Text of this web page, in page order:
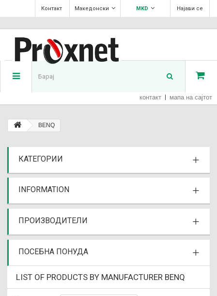
Најави се
MKD
Македонски
Контакт
контакт мапа на сајтот
BENQ
КАТЕГОРИИ
INFORMATION
ПРОИЗВОДИТЕЛИ
ПОСЕБНА ПОНУДА
LIST OF PRODUCTS BY MANUFACTURER BENQ